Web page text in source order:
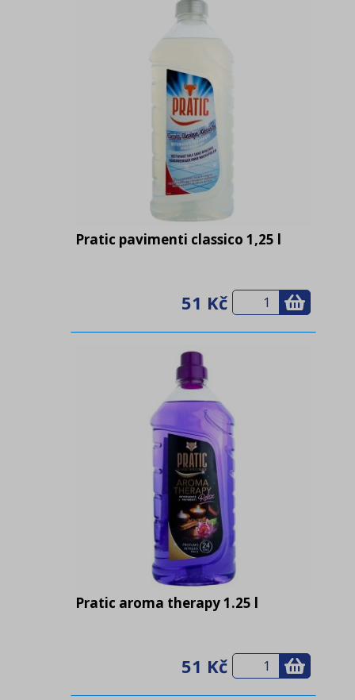
Pratic pavimenti classico 1,25 l
51 Kč
Pratic aroma therapy 1.25 l
51 Kč